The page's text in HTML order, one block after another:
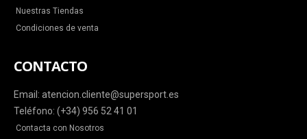
Nuestras Tiendas
Condiciones de venta
CONTACTO
Email: atencion.cliente@supersport.es
Teléfono: (+34) 956 52 41 01
Contacta con Nosotros